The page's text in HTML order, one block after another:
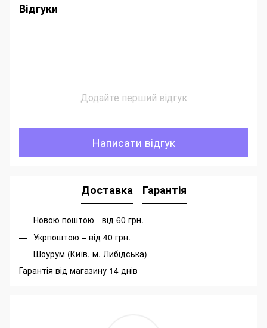
Відгуки
Додайте перший відгук
Написати відгук
Доставка Гарантія
Новою поштою - від 60 грн.
Укрпоштою – від 40 грн.
Шоурум (Київ, м. Либідська)
Гарантія від магазину 14 днів